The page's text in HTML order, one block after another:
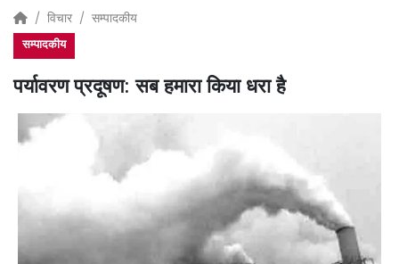
विचार सम्पादकीय
सम्पादकीय
पर्यावरण प्रदूषण: सब हमारा किया धरा है